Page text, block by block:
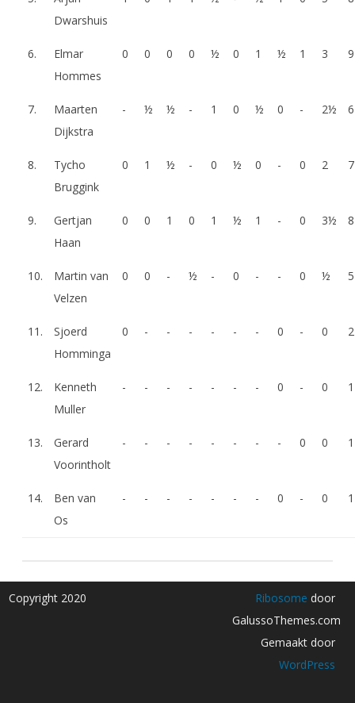
Dwarshuis
6.
Elmar
Hommes
0 0 0 0 ½ 0 1 ½ 1 3 9
7.
Maarten
Dijkstra
- ½ ½ - 1 0 ½ 0 - 2½ 6
8.
Tycho
Bruggink
0 1 ½ - 0 ½ 0 - 0 2 7
9.
Gertjan
Haan
0 0 1 0 1 ½ 1 - 0 3½ 8
10.
Martin van
Velzen
0 0 - ½ - 0 - - 0 ½ 5
11.
Sjoerd
Homminga
0 - - - - - - 0 - 0 2
12.
Kenneth
Muller
- - - - - - - 0 - 0 1
13.
Gerard
Voorintholt
- - - - - - - - 0 0 1
14.
Ben van
Os
- - - - - - - 0 - 0 1
Copyright 2020 Ribosome door
GalussoThemes.com
Gemaakt door
WordPress